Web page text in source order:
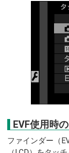
EVF使用時
ファインダー（